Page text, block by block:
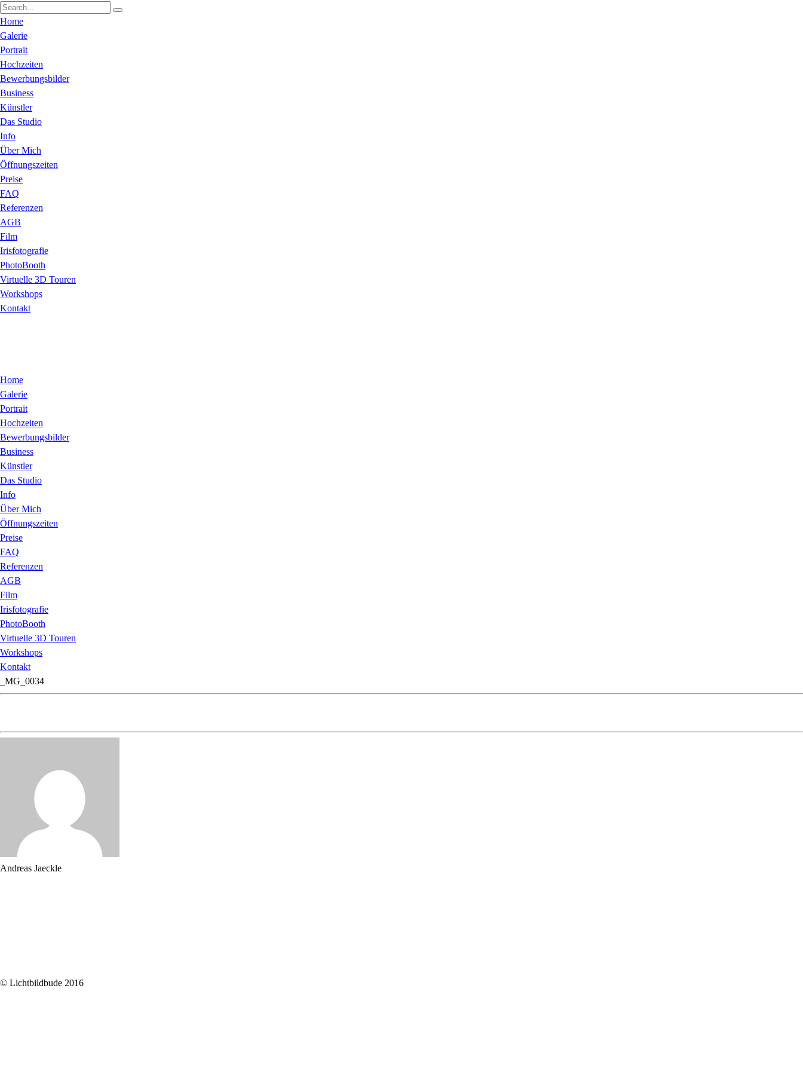
Home
Galerie
Portrait
Hochzeiten
Bewerbungsbilder
Business
Künstler
Das Studio
Info
Über Mich
Öffnungszeiten
Preise
FAQ
Referenzen
AGB
Film
Irisfotografie
PhotoBooth
Virtuelle 3D Touren
Workshops
Kontakt
Home
Galerie
Portrait
Hochzeiten
Bewerbungsbilder
Business
Künstler
Das Studio
Info
Über Mich
Öffnungszeiten
Preise
FAQ
Referenzen
AGB
Film
Irisfotografie
PhotoBooth
Virtuelle 3D Touren
Workshops
Kontakt
_MG_0034
Andreas Jaeckle
© Lichtbildbude 2016